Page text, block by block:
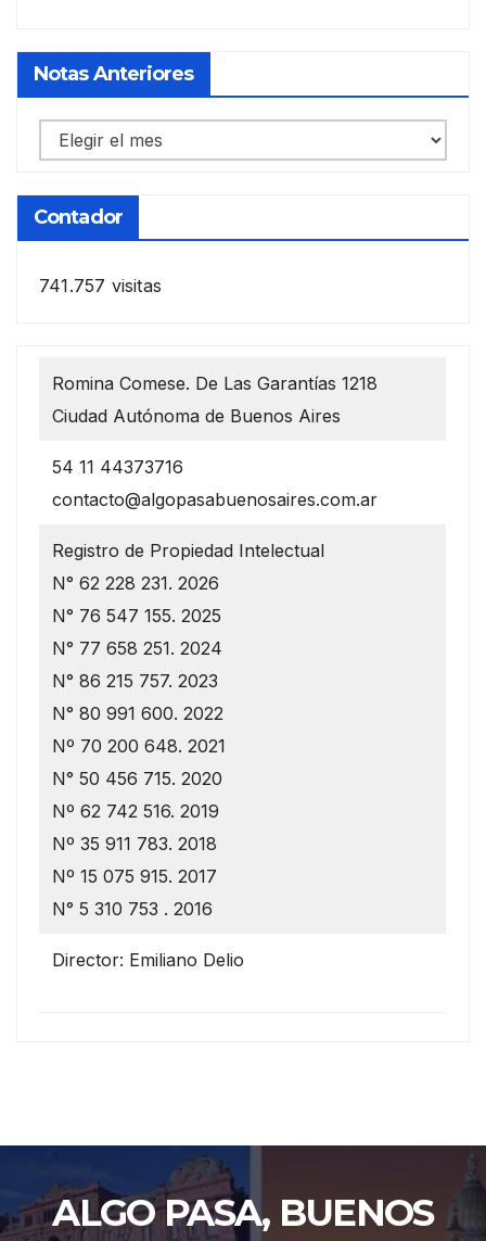
Notas Anteriores
Notas
anteriores
Contador
741.757 visitas
Romina Comese. De Las Garantías 1218
Ciudad Autónoma de Buenos Aires
54 11 44373716
contacto@algopasabuenosaires.com.ar
Registro de Propiedad Intelectual
N° 62 228 231. 2026
N° 76 547 155. 2025
N° 77 658 251. 2024
N° 86 215 757. 2023
N° 80 991 600. 2022
Nº 70 200 648. 2021
N° 50 456 715. 2020
Nº 62 742 516. 2019
Nº 35 911 783. 2018
Nº 15 075 915. 2017
N° 5 310 753 . 2016
Director: Emiliano Delio
ALGO PASA, BUENOS